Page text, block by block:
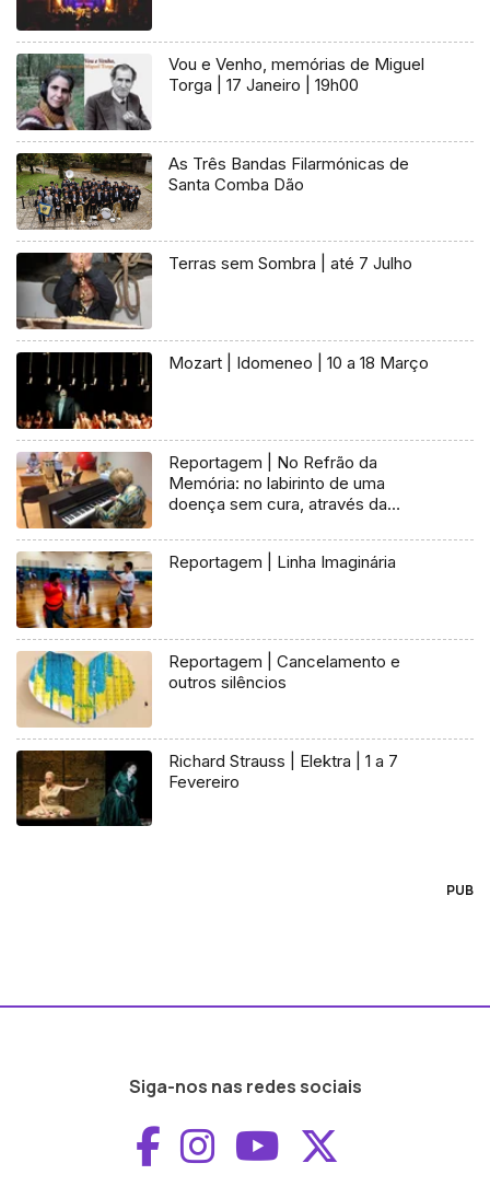
Vou e Venho, memórias de Miguel
Torga | 17 Janeiro | 19h00
As Três Bandas Filarmónicas de
Santa Comba Dão
Terras sem Sombra | até 7 Julho
Mozart | Idomeneo | 10 a 18 Março
Reportagem | No Refrão da
Memória: no labirinto de uma
doença sem cura, através da
Reportagem | Linha Imaginária
Reportagem | Cancelamento e
outros silêncios
Richard Strauss | Elektra | 1 a 7
Fevereiro
PUB
Siga-nos nas redes sociais
Aceder ao
Aceder ao
Aceder ao